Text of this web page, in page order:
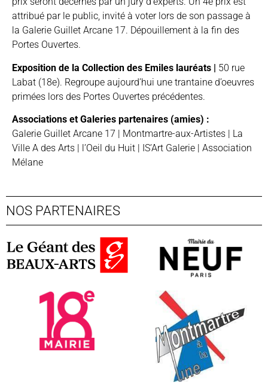
attribué par le public, invité à voter lors de son passage à
la Galerie Guillet Arcane 17. Dépouillement à la fin des
Portes Ouvertes.
Exposition de la Collection des Emiles lauréats | 50 rue
Labat (18e). Regroupe aujourd’hui une trantaine d’oeuvres
primées lors des Portes Ouvertes précédentes.
Associations et Galeries partenaires (amies) :
Galerie Guillet Arcane 17 | Montmartre-aux-Artistes | La
Ville A des Arts | l’Oeil du Huit | IS’Art Galerie | Association
Mélane
NOS PARTENAIRES